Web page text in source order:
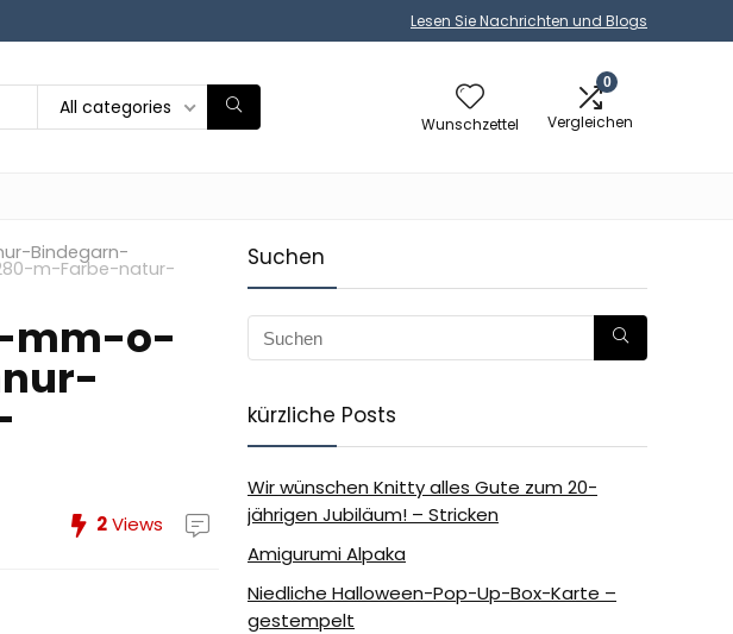
Lesen Sie Nachrichten und Blogs
All categories
Wunschzettel
0
Vergleichen
Bindegarn-
m-Farbe-natur-
mm-o-
2Views
Suchen
kürzliche Posts
Wir wünschen Knitty alles Gute zum 20-
jährigen Jubiläum! – Stricken
Amigurumi Alpaka
Niedliche Halloween-Pop-Up-Box-Karte –
gestempelt